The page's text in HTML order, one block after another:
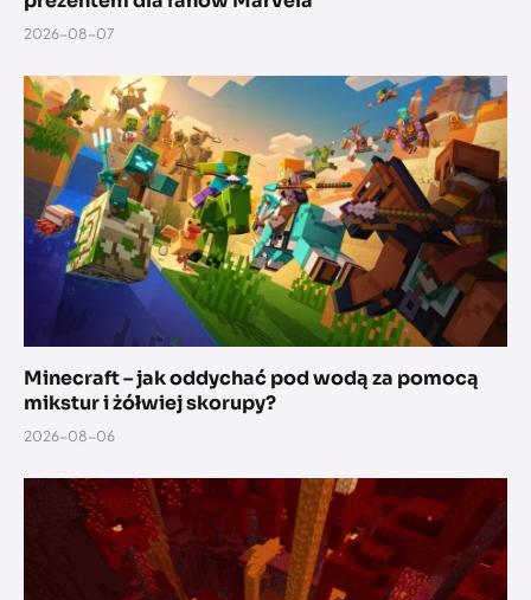
2026-08-07
Minecraft – jak oddychać pod wodą za pomocą
mikstur i żółwiej skorupy?
2026-08-06